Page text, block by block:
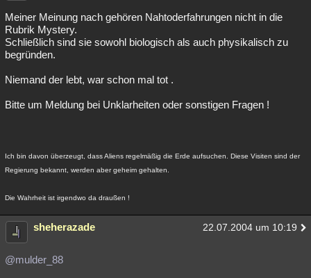
Meiner Meinung nach gehören Nahtoderfahrungen nicht in die
Rubrik Mystery.
Schließlich sind sie sowohl biologisch als auch physikalisch zu
begründen.
Niemand der lebt, war schon mal tot .
Bitte um Meldung bei Unklarheiten oder sonstigen Fragen !
Ich bin davon überzeugt, dass Aliens regelmäßig die Erde aufsuchen. Diese Visiten sind der
Regierung bekannt, werden aber geheim gehalten.
Die Wahrheit ist irgendwo da draußen !
sheherazade 22.07.2004 um 10:19
@mulder_88